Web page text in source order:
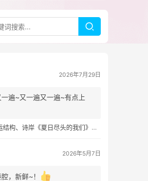
2026年7月29日
一遍~又一遍又一遍~有点上
构、诗岸《夏日尽头的我们》歌词及钢琴谱免费获取
2026年5月7日
，新鲜~！